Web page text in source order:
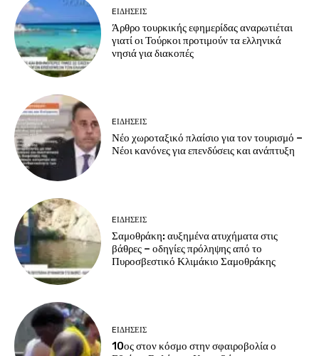
EΙΔΗΣΕΙΣ
Άρθρο τουρκικής εφημερίδας αναρωτιέται
γιατί οι Τούρκοι προτιμούν τα ελληνικά
νησιά για διακοπές
EΙΔΗΣΕΙΣ
Νέο χωροταξικό πλαίσιο για τον τουρισμό –
Νέοι κανόνες για επενδύσεις και ανάπτυξη
EΙΔΗΣΕΙΣ
Σαμοθράκη: αυξημένα ατυχήματα στις
βάθρες – οδηγίες πρόληψης από το
Πυροσβεστικό Κλιμάκιο Σαμοθράκης
EΙΔΗΣΕΙΣ
10ος στον κόσμο στην σφαιροβολία ο